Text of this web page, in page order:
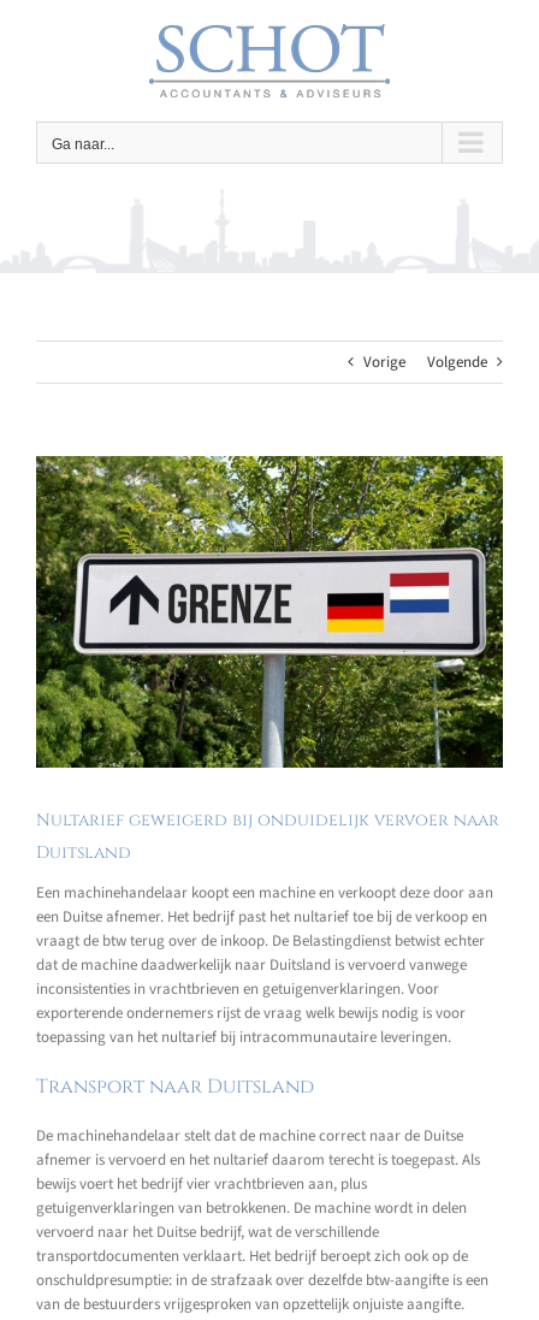
Ga naar...
Vorige Volgende
Bekijk
grotere
afbeelding
Nultarief geweigerd bij onduidelijk vervoer naar
Duitsland
Een machinehandelaar koopt een machine en verkoopt deze door aan
een Duitse afnemer. Het bedrijf past het nultarief toe bij de verkoop en
vraagt de btw terug over de inkoop. De Belastingdienst betwist echter
dat de machine daadwerkelijk naar Duitsland is vervoerd vanwege
inconsistenties in vrachtbrieven en getuigenverklaringen. Voor
exporterende ondernemers rijst de vraag welk bewijs nodig is voor
toepassing van het nultarief bij intracommunautaire leveringen.
Transport naar Duitsland
De machinehandelaar stelt dat de machine correct naar de Duitse
afnemer is vervoerd en het nultarief daarom terecht is toegepast. Als
bewijs voert het bedrijf vier vrachtbrieven aan, plus
getuigenverklaringen van betrokkenen. De machine wordt in delen
vervoerd naar het Duitse bedrijf, wat de verschillende
transportdocumenten verklaart. Het bedrijf beroept zich ook op de
onschuldpresumptie: in de strafzaak over dezelfde btw-aangifte is een
van de bestuurders vrijgesproken van opzettelijk onjuiste aangifte.